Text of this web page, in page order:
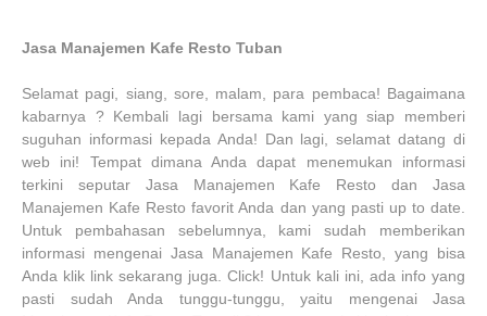
Jasa Manajemen Kafe Resto Tuban
Selamat pagi, siang, sore, malam, para pembaca! Bagaimana
kabarnya ? Kembali lagi bersama kami yang siap memberi
suguhan informasi kepada Anda! Dan lagi, selamat datang di
web ini! Tempat dimana Anda dapat menemukan informasi
terkini seputar Jasa Manajemen Kafe Resto dan Jasa
Manajemen Kafe Resto favorit Anda dan yang pasti up to date.
Untuk pembahasan sebelumnya, kami sudah memberikan
informasi mengenai Jasa Manajemen Kafe Resto, yang bisa
Anda klik link sekarang juga. Click! Untuk kali ini, ada info yang
pasti sudah Anda tunggu-tunggu, yaitu mengenai Jasa